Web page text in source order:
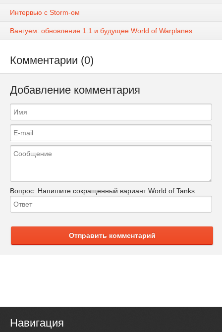
Интервью с Storm-ом
Вангуем: обновление 1.1 и будущее World of Warplanes
Комментарии (0)
Добавление комментария
Вопрос: Напишите сокращенный вариант World of Tanks
Отправить комментарий
Навигация